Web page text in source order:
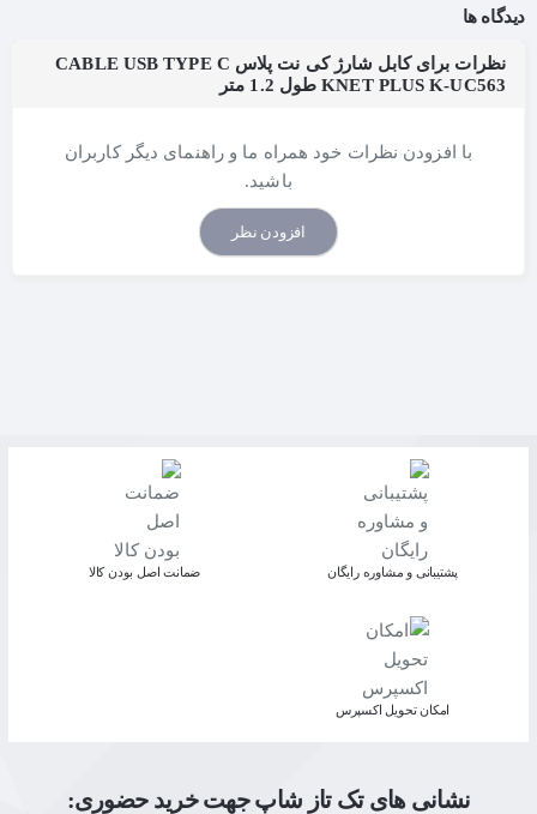
دیدگاه ها
نظرات برای کابل شارژ کی نت پلاس CABLE USB TYPE C
KNET PLUS K-UC563 طول 1.2 متر
با افزودن نظرات خود همراه ما و راهنمای دیگر کاربران
باشید.
افزودن نظر
پشتیبانی و مشاوره رایگان ﺿﻤﺎﻧﺖ اﺻﻞ ﺑﻮدن ﮐﺎﻟﺎ
اﻣﮑﺎن ﺗﺤﻮﯾﻞ اﮐﺴﭙﺮس
نشانی های تک تاز شاپ جهت خرید حضوری: